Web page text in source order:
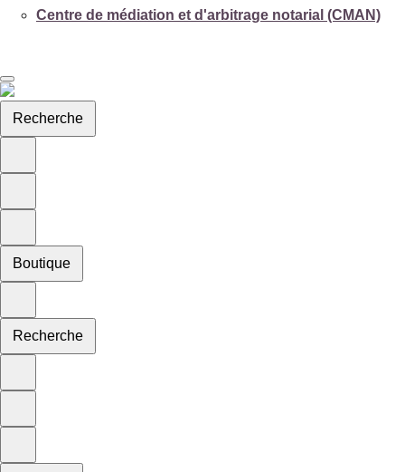
Centre de médiation et d'arbitrage notarial (CMAN)
Recherche
Boutique
Recherche